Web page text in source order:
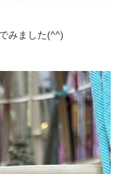
みました(^^)